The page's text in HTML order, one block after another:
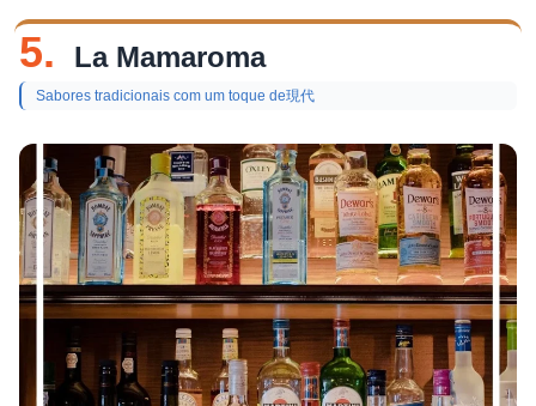
5. La Mamaroma
Sabores tradicionais com um toque de現代